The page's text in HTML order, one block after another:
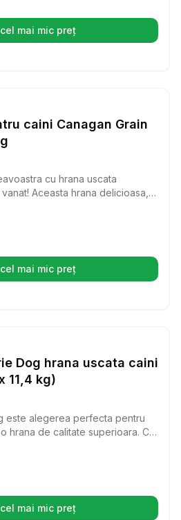
mai mic preț
(se deschide într-o filă nouă)
Hrana Uscata Caini
caini Canagan Grain
cu hrana uscata
Aceasta hrana delicioasa,
sanatoasa si echilibrata,
mai mic preț
(se deschide într-o filă nouă)
Hrana Uscata Caini
Dog hrana uscata caini
11,4 kg)
este alegerea perfecta pentru
hrana de calitate superioara. Cu
si energie in viata
mai mic preț
(se deschide într-o filă nouă)